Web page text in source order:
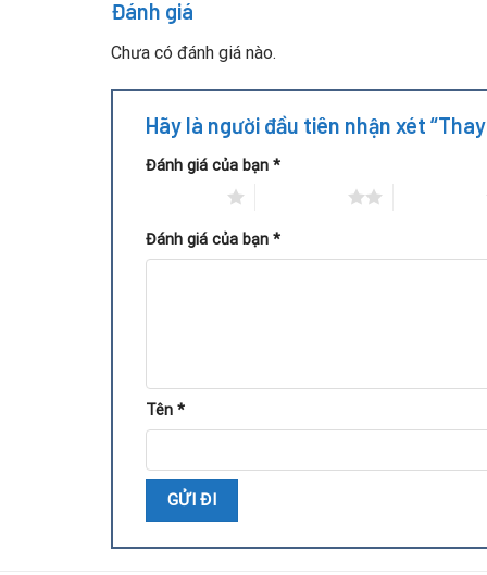
Hệ thống tản nhiệt kém, bụi bẩn khiến IC nguồn
Quy trình thay IC nguồn VGA
Đánh giá
Chưa có đánh giá nào.
Hãy là người đầu tiên nhận xét “Thay
Đánh giá của bạn *
Đánh giá của bạn *
Tên *